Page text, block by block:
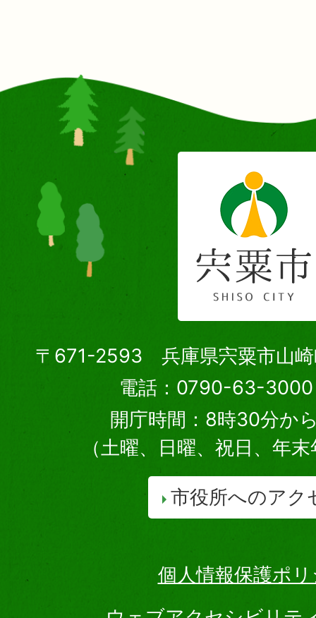
〒671-2593 兵庫県宍粟市山崎
電話：0790-63-3000
開庁時間：8時30分か
（土曜、日曜、祝日、年
市役所へのアク
個人情報保護ポ